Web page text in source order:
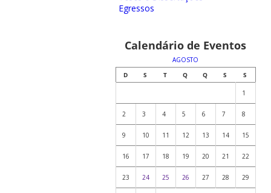
Egressos
Calendário de Eventos
AGOSTO
D
S T Q Q S S
1
2 3 4 5 6 7 8
9 10 11 12 13 14 15
16 17 18 19 20 21 22
23 24 25 26 27 28 29